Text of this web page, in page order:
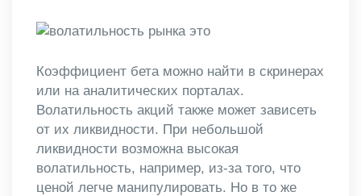
Коэффициент бета можно найти в скринерах
или на аналитических порталах.
Волатильность акций также может зависеть
от их ликвидности. При небольшой
ликвидности возможна высокая
волатильность, например, из-за того, что
ценой легче манипулировать. Но в то же